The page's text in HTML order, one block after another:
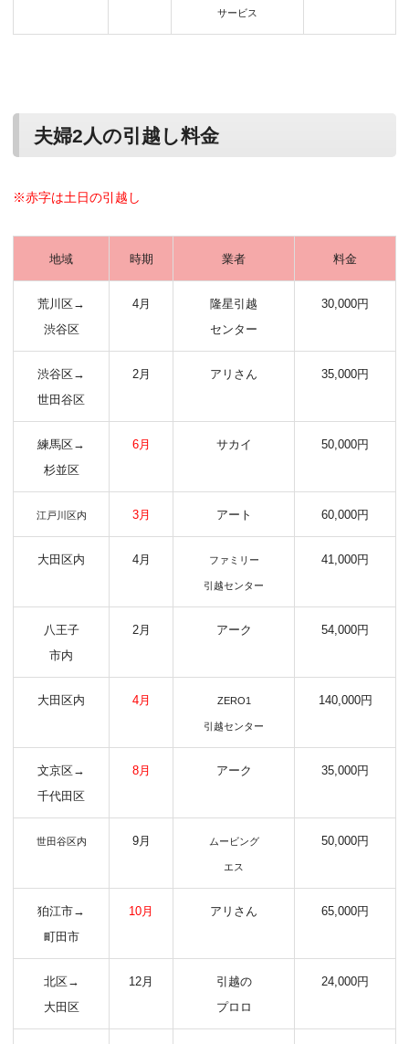
サービス
夫婦2人の引越し料金
※赤字は土日の引越し
地域 時期 業者 料金
荒川区→
渋谷区
4月
隆星引越
センター
30,000円
渋谷区→
世田谷区
2月 アリさん 35,000円
練馬区→
杉並区
6月 サカイ 50,000円
江戸川区内 3月 アート 60,000円
大田区内 4月 ファミリー
引越センター
41,000円
八王子
市内
2月 アーク 54,000円
大田区内 4月 ZERO1
引越センター
140,000円
文京区→
千代田区
8月 アーク 35,000円
世田谷区内 9月 ムービング
エス
50,000円
狛江市→
町田市
10月 アリさん 65,000円
北区→
大田区
12月
引越の
プロロ
24,000円